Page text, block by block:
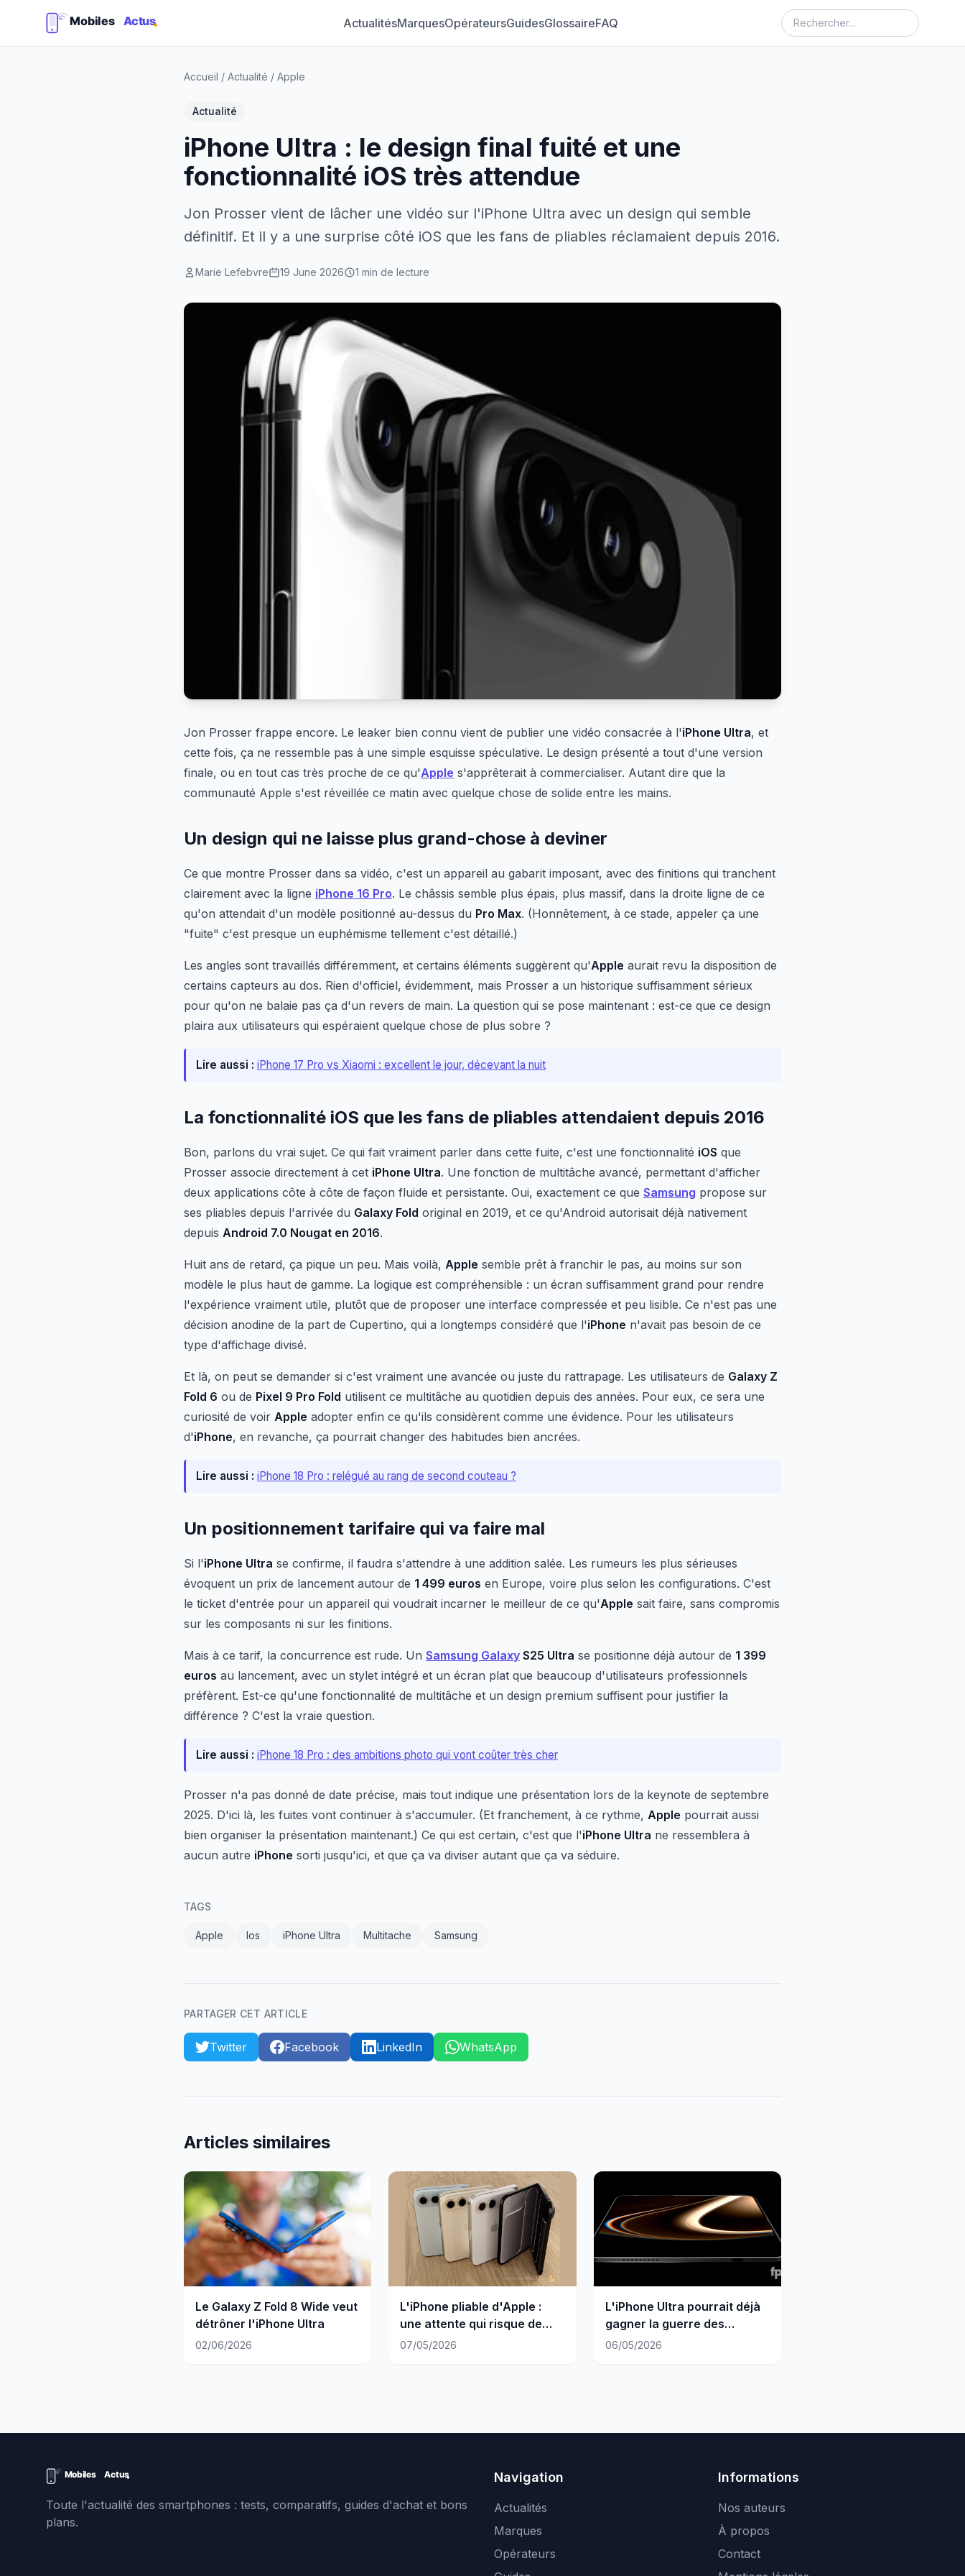
ActualitésMarquesOpérateursGuidesGlossaireFAQ
Accueil / Actualité / Apple
Actualité
iPhone Ultra : le design final fuité et une
fonctionnalité iOS très attendue
Jon Prosser vient de lâcher une vidéo sur l'iPhone Ultra avec un design qui semble
définitif. Et il y a une surprise côté iOS que les fans de pliables réclamaient depuis 2016.
Marie Lefebvre 19 June 2026 1 min de lecture
Jon Prosser frappe encore. Le leaker bien connu vient de publier une vidéo consacrée à l'iPhone Ultra, et
cette fois, ça ne ressemble pas à une simple esquisse spéculative. Le design présenté a tout d'une version
finale, ou en tout cas très proche de ce qu'Apple s'apprêterait à commercialiser. Autant dire que la
communauté Apple s'est réveillée ce matin avec quelque chose de solide entre les mains.
Un design qui ne laisse plus grand-chose à deviner
Ce que montre Prosser dans sa vidéo, c'est un appareil au gabarit imposant, avec des finitions qui tranchent
clairement avec la ligne iPhone 16 Pro. Le châssis semble plus épais, plus massif, dans la droite ligne de ce
qu'on attendait d'un modèle positionné au-dessus du Pro Max. (Honnêtement, à ce stade, appeler ça une
"fuite" c'est presque un euphémisme tellement c'est détaillé.)
Les angles sont travaillés différemment, et certains éléments suggèrent qu'Apple aurait revu la disposition de
certains capteurs au dos. Rien d'officiel, évidemment, mais Prosser a un historique suffisamment sérieux
pour qu'on ne balaie pas ça d'un revers de main. La question qui se pose maintenant : est-ce que ce design
plaira aux utilisateurs qui espéraient quelque chose de plus sobre ?
Lire aussi : iPhone 17 Pro vs Xiaomi : excellent le jour, décevant la nuit
La fonctionnalité iOS que les fans de pliables attendaient depuis 2016
Bon, parlons du vrai sujet. Ce qui fait vraiment parler dans cette fuite, c'est une fonctionnalité iOS que
Prosser associe directement à cet iPhone Ultra. Une fonction de multitâche avancé, permettant d'afficher
deux applications côte à côte de façon fluide et persistante. Oui, exactement ce que Samsung propose sur
ses pliables depuis l'arrivée du Galaxy Fold original en 2019, et ce qu'Android autorisait déjà nativement
depuis Android 7.0 Nougat en 2016.
Huit ans de retard, ça pique un peu. Mais voilà, Apple semble prêt à franchir le pas, au moins sur son
modèle le plus haut de gamme. La logique est compréhensible : un écran suffisamment grand pour rendre
l'expérience vraiment utile, plutôt que de proposer une interface compressée et peu lisible. Ce n'est pas une
décision anodine de la part de Cupertino, qui a longtemps considéré que l'iPhone n'avait pas besoin de ce
type d'affichage divisé.
Et là, on peut se demander si c'est vraiment une avancée ou juste du rattrapage. Les utilisateurs de Galaxy Z
Fold 6 ou de Pixel 9 Pro Fold utilisent ce multitâche au quotidien depuis des années. Pour eux, ce sera une
curiosité de voir Apple adopter enfin ce qu'ils considèrent comme une évidence. Pour les utilisateurs
d'iPhone, en revanche, ça pourrait changer des habitudes bien ancrées.
Lire aussi : iPhone 18 Pro : relégué au rang de second couteau ?
Un positionnement tarifaire qui va faire mal
Si l'iPhone Ultra se confirme, il faudra s'attendre à une addition salée. Les rumeurs les plus sérieuses
évoquent un prix de lancement autour de 1 499 euros en Europe, voire plus selon les configurations. C'est
le ticket d'entrée pour un appareil qui voudrait incarner le meilleur de ce qu'Apple sait faire, sans compromis
sur les composants ni sur les finitions.
Mais à ce tarif, la concurrence est rude. Un Samsung Galaxy S25 Ultra se positionne déjà autour de 1 399
euros au lancement, avec un stylet intégré et un écran plat que beaucoup d'utilisateurs professionnels
préfèrent. Est-ce qu'une fonctionnalité de multitâche et un design premium suffisent pour justifier la
différence ? C'est la vraie question.
Lire aussi : iPhone 18 Pro : des ambitions photo qui vont coûter très cher
Prosser n'a pas donné de date précise, mais tout indique une présentation lors de la keynote de septembre
2025. D'ici là, les fuites vont continuer à s'accumuler. (Et franchement, à ce rythme, Apple pourrait aussi
bien organiser la présentation maintenant.) Ce qui est certain, c'est que l'iPhone Ultra ne ressemblera à
aucun autre iPhone sorti jusqu'ici, et que ça va diviser autant que ça va séduire.
TAGS
Apple Ios iPhone Ultra Multitache Samsung
PARTAGER CET ARTICLE
Twitter Facebook LinkedIn WhatsApp
Articles similaires
Le Galaxy Z Fold 8 Wide veut
détrôner l'iPhone Ultra
02/06/2026
L'iPhone pliable d'Apple :
une attente qui risque de
mal finir
07/05/2026
L'iPhone Ultra pourrait déjà
gagner la guerre des
pliables
06/05/2026
Toute l'actualité des smartphones : tests, comparatifs, guides d'achat et bons
plans.
Navigation
Actualités
Marques
Opérateurs
Informations
Nos auteurs
À propos
Contact